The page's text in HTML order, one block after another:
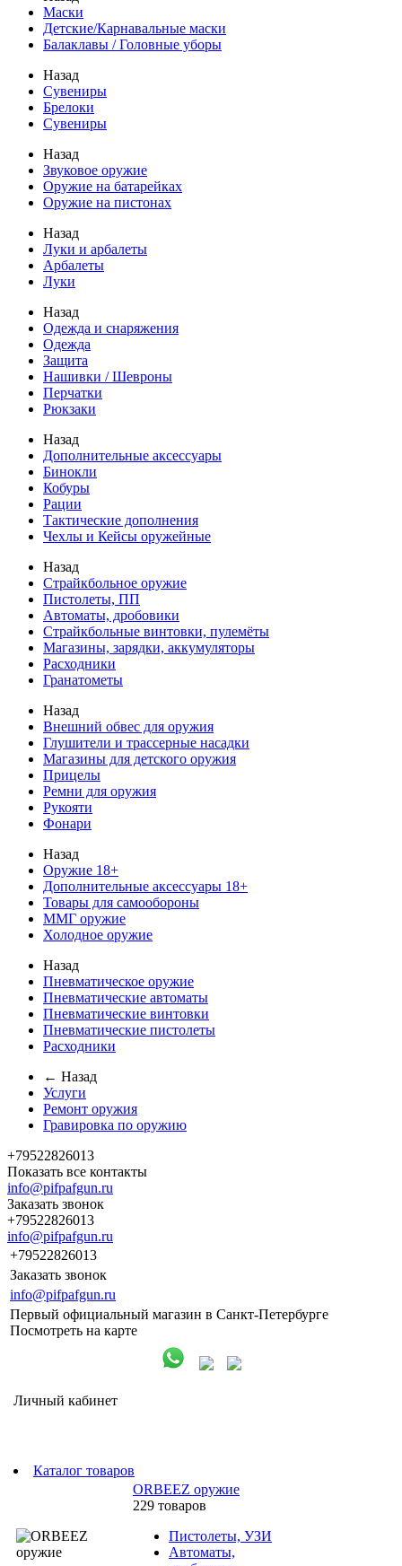
Маски
Детские/Карнавальные маски
Балаклавы / Головные уборы
Назад
Сувениры
Брелоки
Сувениры
Назад
Звуковое оружие
Оружие на батарейках
Оружие на пистонах
Назад
Луки и арбалеты
Арбалеты
Луки
Назад
Одежда и снаряжения
Одежда
Защита
Нашивки / Шевроны
Перчатки
Рюкзаки
Назад
Дополнительные аксессуары
Бинокли
Кобуры
Рации
Тактические дополнения
Чехлы и Кейсы оружейные
Назад
Страйкбольное оружие
Пистолеты, ПП
Автоматы, дробовики
Страйкбольные винтовки, пулемёты
Магазины, зарядки, аккумуляторы
Расходники
Гранатометы
Назад
Внешний обвес для оружия
Глушители и трассерные насадки
Магазины для детского оружия
Прицелы
Ремни для оружия
Рукояти
Фонари
Назад
Оружие 18+
Дополнительные аксессуары 18+
Товары для самообороны
ММГ оружие
Холодное оружие
Назад
Пневматическое оружие
Пневматические автоматы
Пневматические винтовки
Пневматические пистолеты
Расходники
← Назад
Услуги
Ремонт оружия
Гравировка по оружию
+79522826013
Показать все контакты
info@pifpafgun.ru
Заказать звонок
+79522826013
info@pifpafgun.ru
+79522826013
Заказать звонок
info@pifpafgun.ru
Первый официальный магазин в Санкт-Петербурге
Посмотреть на карте
Личный кабинет
Каталог товаров
ORBEEZ оружие
229 товаров
Пистолеты, УЗИ
Автоматы,